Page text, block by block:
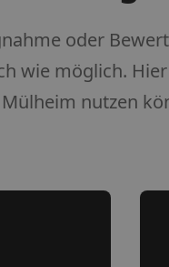
oder
wie möglich.
nutzen